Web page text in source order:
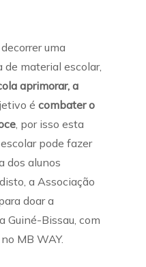
uma
material escolar,
aprimorar, a
é combater o
, por isso esta
pode fazer
dos alunos
a Associação
doar a
Guiné-Bissau, com
MB WAY.